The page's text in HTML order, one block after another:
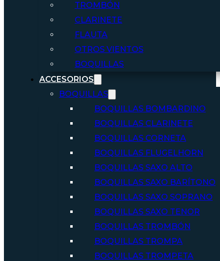
TROMBÓN
CLARINETE
FLAUTA
OTROS VIENTOS
BOQUILLAS
ACCESORIOS
BOQUILLAS
BOQUILLAS BOMBARDINO
BOQUILLAS CLARINETE
BOQUILLAS CORNETA
BOQUILLAS FLUGELHORN
BOQUILLAS SAXO ALTO
BOQUILLAS SAXO BARÍTONO
BOQUILLAS SAXO SOPRANO
BOQUILLAS SAXO TENOR
BOQUILLAS TROMBÓN
BOQUILLAS TROMPA
BOQUILLAS TROMPETA